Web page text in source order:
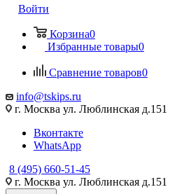
Войти
Корзина0
Избранные товары0
Сравнение товаров0
info@tskips.ru
г. Москва ул. Люблинская д.151
Вконтакте
WhatsApp
8 (495) 660-51-45
г. Москва ул. Люблинская д.151